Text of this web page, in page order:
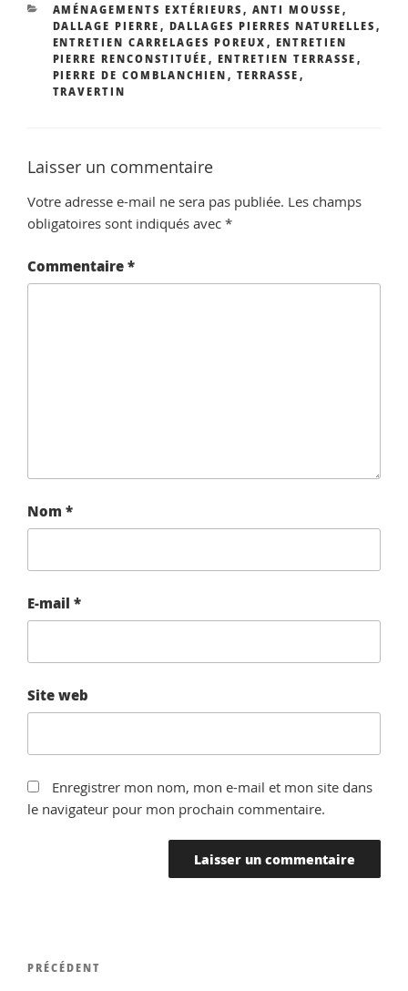
CATÉGORIES
AMÉNAGEMENTS EXTÉRIEURS , ANTI MOUSSE ,
DALLAGE PIERRE , DALLAGES PIERRES NATURELLES ,
ENTRETIEN CARRELAGES POREUX , ENTRETIEN
PIERRE RENCONSTITUÉE , ENTRETIEN TERRASSE ,
PIERRE DE COMBLANCHIEN , TERRASSE ,
TRAVERTIN
Laisser un commentaire
Votre adresse e-mail ne sera pas publiée. Les champs
obligatoires sont indiqués avec *
Commentaire*
Nom *
E-mail *
Site web
Enregistrer mon nom, mon e-mail et mon site dans
le navigateur pour mon prochain commentaire.
Navigation
Article
PRÉCÉDENT